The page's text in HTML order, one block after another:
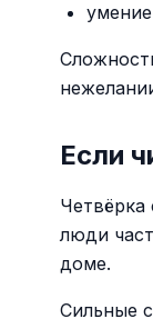
Если
Четвёрка
люди
доме.
Сильные